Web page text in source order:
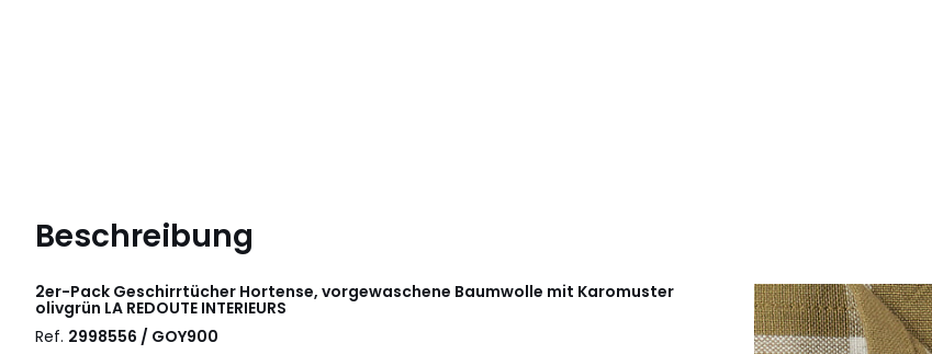
Beschreibung
2er-Pack Geschirrtücher Hortense, vorgewaschene Baumwolle mit Karomuster
olivgrün LA REDOUTE INTERIEURS
Ref. 2998556 / GOY900